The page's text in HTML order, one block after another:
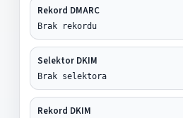
Rekord DMARC
Brak rekordu
Selektor DKIM
Brak selektora
Rekord DKIM